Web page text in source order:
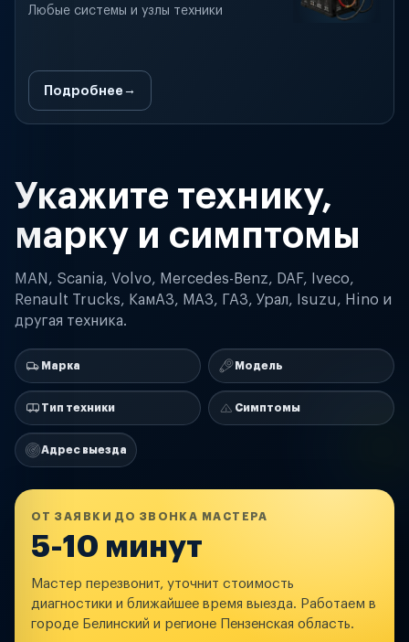
Любые системы и узлы техники
Подробнее
Укажите технику,
марку и симптомы
MAN, Scania, Volvo, Mercedes-Benz, DAF, Iveco,
Renault Trucks, КамАЗ, МАЗ, ГАЗ, Урал, Isuzu, Hino и
другая техника.
Марка Модель
Тип техники Симптомы
Адрес выезда
ОТ ЗАЯВКИ ДО ЗВОНКА МАСТЕРА
5-10 минут
Мастер перезвонит, уточнит стоимость
диагностики и ближайшее время выезда. Работаем в
городе Белинский и регионе Пензенская область.